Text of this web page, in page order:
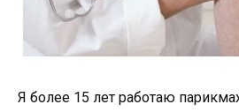
Я более 15 лет работаю